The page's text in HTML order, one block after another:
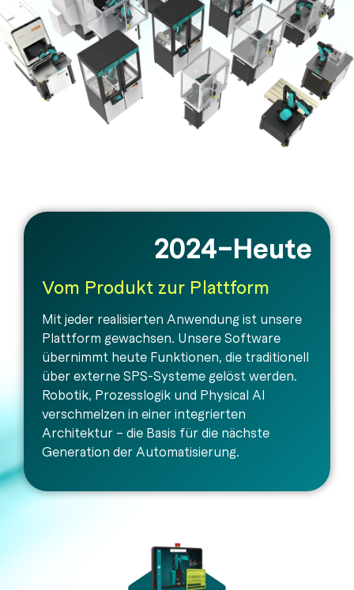
2024–Heute
Vom Produkt zur Plattform
Mit jeder realisierten Anwendung ist unsere
Plattform gewachsen. Unsere Software
übernimmt heute Funktionen, die traditionell
über externe SPS-Systeme gelöst werden.
Robotik, Prozesslogik und Physical AI
verschmelzen in einer integrierten
Architektur – die Basis für die nächste
Generation der Automatisierung.